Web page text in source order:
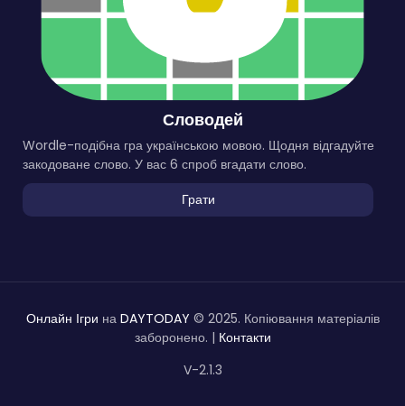
Словодей
Wordle-подібна гра українською мовою. Щодня відгадуйте
закодоване слово. У вас 6 спроб вгадати слово.
Грати
Онлайн Ігри на DAYTODAY © 2025. Копіювання матеріалів
заборонено. | Контакти
V-2.1.3